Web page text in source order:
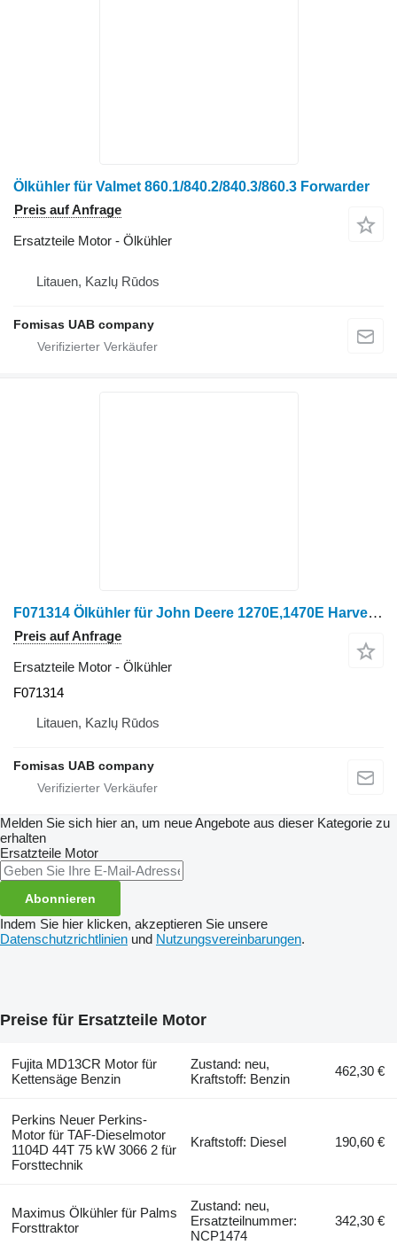
Ölkühler für Valmet 860.1/840.2/840.3/860.3 Forwarder
Preis auf Anfrage
Ersatzteile Motor - Ölkühler
Litauen, Kazlų Rūdos
Fomisas UAB company
F071314 Ölkühler für John Deere 1270E,1470E Harvester
Preis auf Anfrage
Ersatzteile Motor - Ölkühler
F071314
Litauen, Kazlų Rūdos
Fomisas UAB company
Melden Sie sich hier an, um neue Angebote aus dieser Kategorie zu
erhalten
Ersatzteile Motor
Abonnieren
Indem Sie hier klicken, akzeptieren Sie unsere
Datenschutzrichtlinien und Nutzungsvereinbarungen.
Preise für Ersatzteile Motor
Fujita MD13CR Motor für
Kettensäge Benzin
Zustand: neu,
Kraftstoff: Benzin
462,30 €
Perkins Neuer Perkins-
Motor für TAF-Dieselmotor
1104D 44T 75 kW 3066 2 für
Forsttechnik
Kraftstoff: Diesel 190,60 €
Maximus Ölkühler für Palms
Forsttraktor
Zustand: neu,
Ersatzteilnummer:
NCP1474
342,30 €